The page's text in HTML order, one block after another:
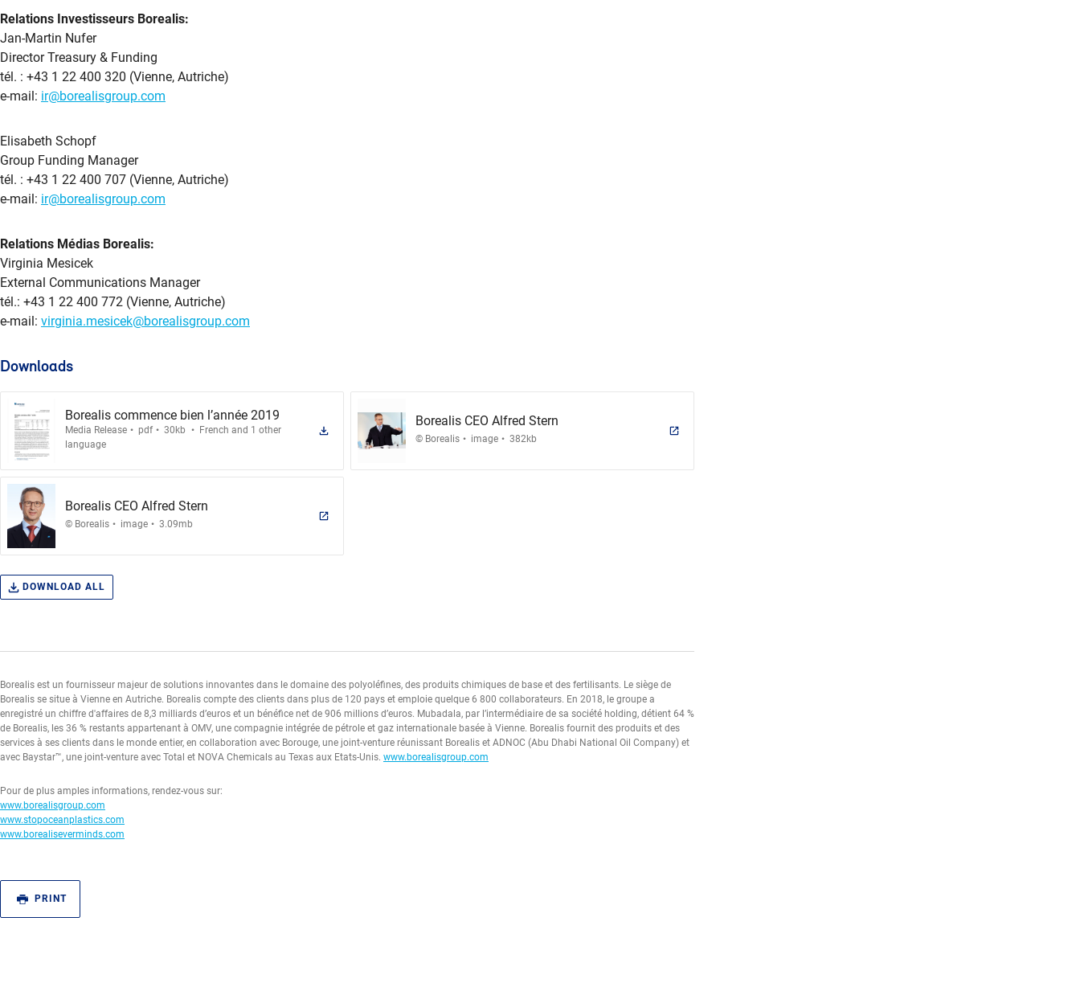
Relations Investisseurs Borealis:
Jan-Martin Nufer
Director Treasury & Funding
tél. : +43 1 22 400 320 (Vienne, Autriche)
e-mail: ir@borealisgroup.com
Elisabeth Schopf
Group Funding Manager
tél. : +43 1 22 400 707 (Vienne, Autriche)
e-mail: ir@borealisgroup.com
Relations Médias Borealis:
Virginia Mesicek
External Communications Manager
tél.: +43 1 22 400 772 (Vienne, Autriche)
e-mail: virginia.mesicek@borealisgroup.com
Downloads
Borealis commence bien l’année 2019
Media Release. pdf. 30kb . French and 1 other
language
Borealis CEO Alfred Stern
© Borealis . image . 382kb
Borealis CEO Alfred Stern
© Borealis . image . 3.09mb
DOWNLOAD ALL
Borealis est un fournisseur majeur de solutions innovantes dans le domaine des polyoléfines, des produits chimiques de base et des fertilisants. Le siège de
Borealis se situe à Vienne en Autriche. Borealis compte des clients dans plus de 120 pays et emploie quelque 6 800 collaborateurs. En 2018, le groupe a
enregistré un chiffre d'affaires de 8,3 milliards d’euros et un bénéfice net de 906 millions d’euros. Mubadala, par l’intermédiaire de sa société holding, détient 64 %
de Borealis, les 36 % restants appartenant à OMV, une compagnie intégrée de pétrole et gaz internationale basée à Vienne. Borealis fournit des produits et des
services à ses clients dans le monde entier, en collaboration avec Borouge, une joint-venture réunissant Borealis et ADNOC (Abu Dhabi National Oil Company) et
avec Baystar™, une joint-venture avec Total et NOVA Chemicals au Texas aux Etats-Unis. www.borealisgroup.com
Pour de plus amples informations, rendez-vous sur:
www.borealisgroup.com
www.stopoceanplastics.com
www.borealiseverminds.com
PRINT